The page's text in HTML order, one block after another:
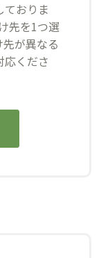
ておりま
先を1つ選
が異なる
応くださ